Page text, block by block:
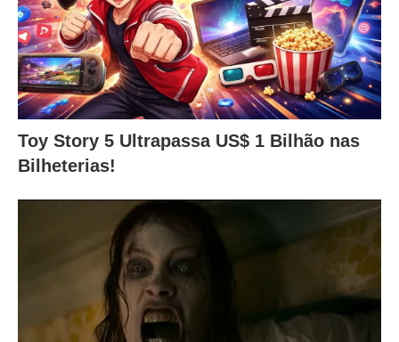
Toy Story 5 Ultrapassa US$ 1 Bilhão nas
Bilheterias!